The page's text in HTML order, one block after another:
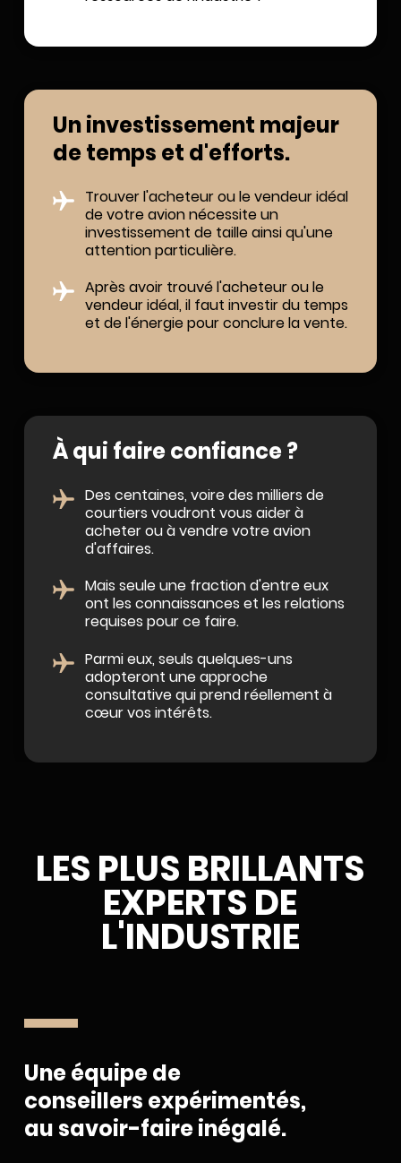
Un investissement majeur
de temps et d'efforts.
Trouver l'acheteur ou le vendeur idéal
de votre avion nécessite un
investissement de taille ainsi qu'une
attention particulière.
Après avoir trouvé l'acheteur ou le
vendeur idéal, il faut investir du temps
et de l'énergie pour conclure la vente.
À qui faire confiance ?
Des centaines, voire des milliers de
courtiers voudront vous aider à
acheter ou à vendre votre avion
d'affaires.
Mais seule une fraction d'entre eux
ont les connaissances et les relations
requises pour ce faire.
Parmi eux, seuls quelques-uns
adopteront une approche
consultative qui prend réellement à
cœur vos intérêts.
LES PLUS BRILLANTS
EXPERTS DE
L'INDUSTRIE
Une équipe de
conseillers expérimentés,
au savoir-faire inégalé.